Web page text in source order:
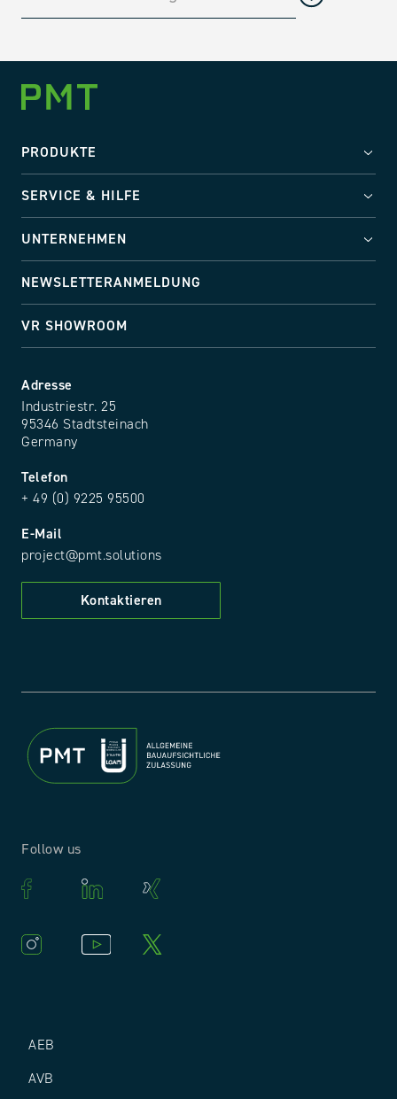
Adresse
Industriestr. 25
95346 Stadtsteinach
Germany
Telefon
+ 49 (0) 9225 95500
E-Mail
project@pmt.solutions
Kontaktieren
PRODUKTE
SERVICE & HILFE
UNTERNEHMEN
NEWSLETTERANMELDUNG
VR SHOWROOM
AEB
AVB
Follow us